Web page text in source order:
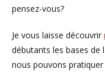
pensez-vous?
Je vous laisse découvrir
débutants les bases de
nous pouvons